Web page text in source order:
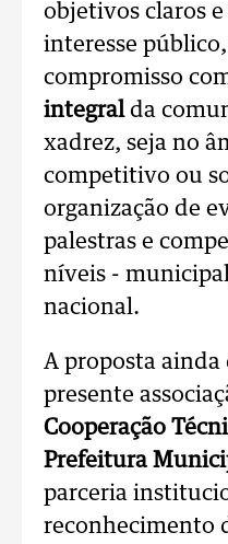
objetivos claros
interesse
compromisso
integralda
xadrez, seja no
competitivo ou
organização de
palestras e
níveis -
nacional.
A proposta ainda
presente
Cooperação
Prefeitura
parceria
reconhecimento